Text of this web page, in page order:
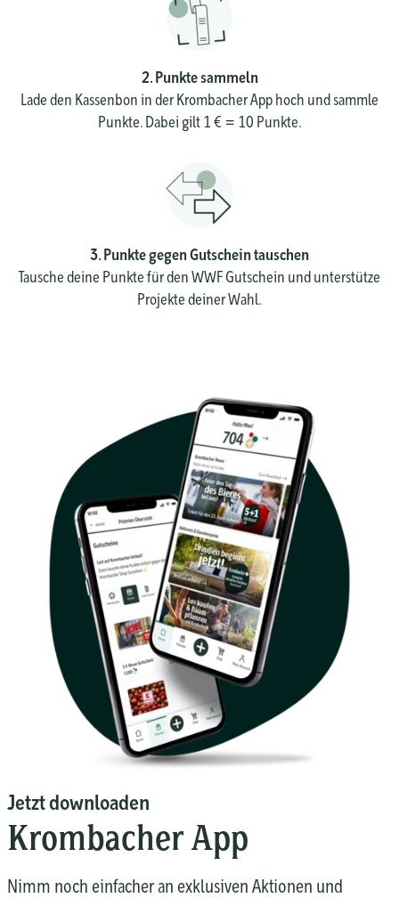
2. Punkte sammeln
Lade den Kassenbon in der Krombacher App hoch und sammle
Punkte. Dabei gilt 1 € = 10 Punkte.
3. Punkte gegen Gutschein tauschen
Tausche deine Punkte für den WWF Gutschein und unterstütze
Projekte deiner Wahl.
Jetzt downloaden
Krombacher App
Nimm noch einfacher an exklusiven Aktionen und